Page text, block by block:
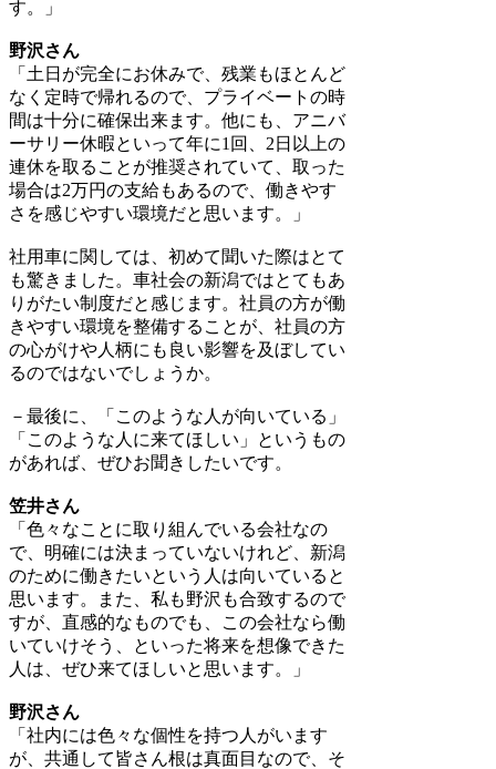
す。」
野沢さん
「土日が完全にお休みで、残業もほとんど
なく定時で帰れるので、プライベートの時
間は十分に確保出来ます。他にも、アニバ
ーサリー休暇といって年に1回、2日以上の
連休を取ることが推奨されていて、取った
場合は2万円の支給もあるので、働きやす
さを感じやすい環境だと思います。」
社用車に関しては、初めて聞いた際はとて
も驚きました。車社会の新潟ではとてもあ
りがたい制度だと感じます。社員の方が働
きやすい環境を整備することが、社員の方
の心がけや人柄にも良い影響を及ぼしてい
るのではないでしょうか。
－最後に、「このような人が向いている」
「このような人に来てほしい」というもの
があれば、ぜひお聞きしたいです。
笠井さん
「色々なことに取り組んでいる会社なの
で、明確には決まっていないけれど、新潟
のために働きたいという人は向いていると
思います。また、私も野沢も合致するので
すが、直感的なものでも、この会社なら働
いていけそう、といった将来を想像できた
人は、ぜひ来てほしいと思います。」
野沢さん
「社内には色々な個性を持つ人がいます
が、共通して皆さん根は真面目なので、そ